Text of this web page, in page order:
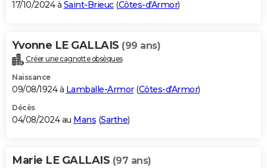
17/10/2024 à Saint-Brieuc(Côtes-d'Armor)
Yvonne LE GALLAIS (99 ans)
Créer une cagnotte obsèques
Naissance
09/08/1924 à Lamballe-Armor(Côtes-d'Armor)
Décès
04/08/2024 au Mans (Sarthe)
Marie LE GALLAIS (97 ans)